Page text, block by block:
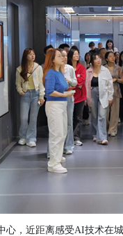
心，近距离感受AI技术在